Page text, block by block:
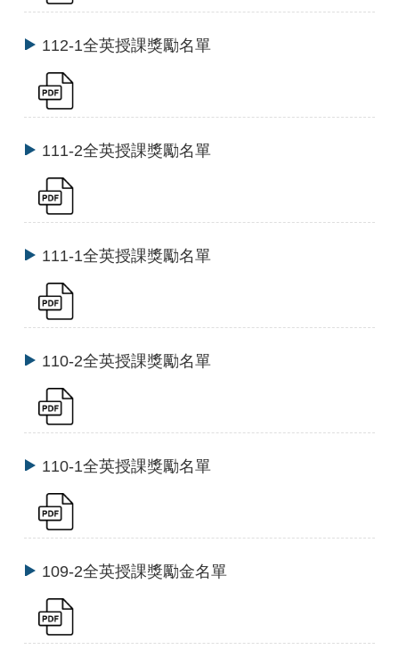
112-1全英授課獎勵名單
111-2全英授課獎勵名單
111-1全英授課獎勵名單
110-2全英授課獎勵名單
110-1全英授課獎勵名單
109-2全英授課獎勵金名單